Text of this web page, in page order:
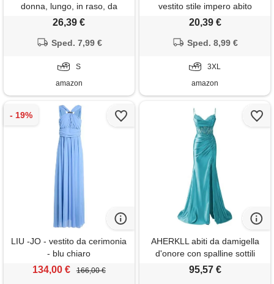
donna, lungo, in raso, da
cocktail, da donna, con
ad a, elegante, azzurro, s
26,39 €
Sped. 7,99 €
S
amazon
vestito stile impero abito
cerimonia donna lungo lilla
estivo abito elegante da sera
(bu2, xxxl)
20,39 €
Sped. 8,99 €
3XL
amazon
LIU -JO - vestito da cerimonia
- blu chiaro
134,00 € 166,00 €
AHERKLL abiti da damigella
d'onore con spalline sottili
appliques in pizzo abiti da
95,57 €